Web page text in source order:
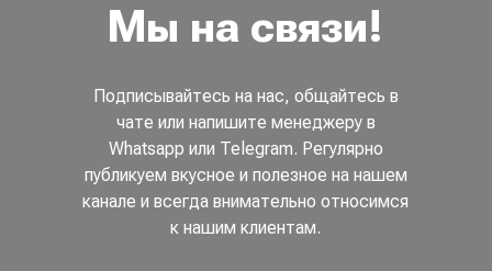
Мы на связи!
Подписывайтесь на нас, общайтесь в
чате или напишите менеджеру в
Whatsapp или Telegram. Регулярно
публикуем вкусное и полезное на нашем
канале и всегда внимательно относимся
к нашим клиентам.